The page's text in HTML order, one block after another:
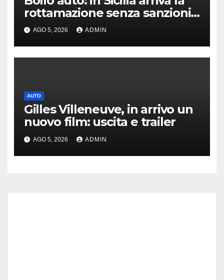
rottamazione senza sanzioni
né interessi
AGO 5, 2026 ADMIN
AUTO
Gilles Villeneuve, in arrivo un
nuovo film: uscita e trailer
AGO 5, 2026 ADMIN